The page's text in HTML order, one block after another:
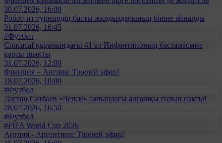
30.07.2026, 16:00
Робот-ит турнирдің басты жұлдыздарының біріне айналды
31.07.2026, 16:45
#Футбол
Concacaf құрамындағы 41 ел Инфантиноның бастамасына
қарсы шықты
31.07.2026, 12:00
Франция – Англия: Тікелей эфир!
18.07.2026, 10:00
#Футбол
Дастан Сәтбаев «Челси» сапындағы алғашқы голын соқты!
28.07.2026, 16:50
#Футбол
#FIFA World Cup 2026
Англия - Аргентина: Тікелей эфир!